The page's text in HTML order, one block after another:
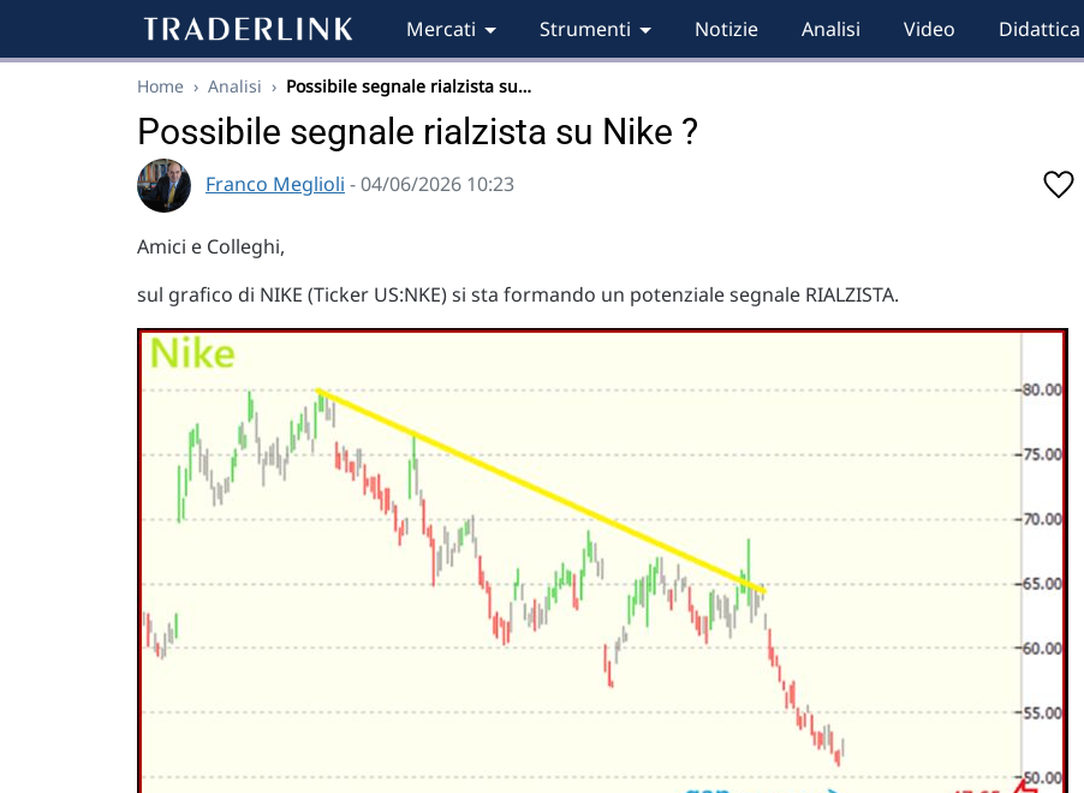
Mercati Strumenti Notizie Analisi Video Didattica
Home › Analisi › Possibile segnale rialzista su…
Possibile segnale rialzista su Nike ?
Franco Meglioli - 04/06/2026 10:23
Amici e Colleghi,
sul grafico di NIKE (Ticker US:NKE) si sta formando un potenziale segnale RIALZISTA.